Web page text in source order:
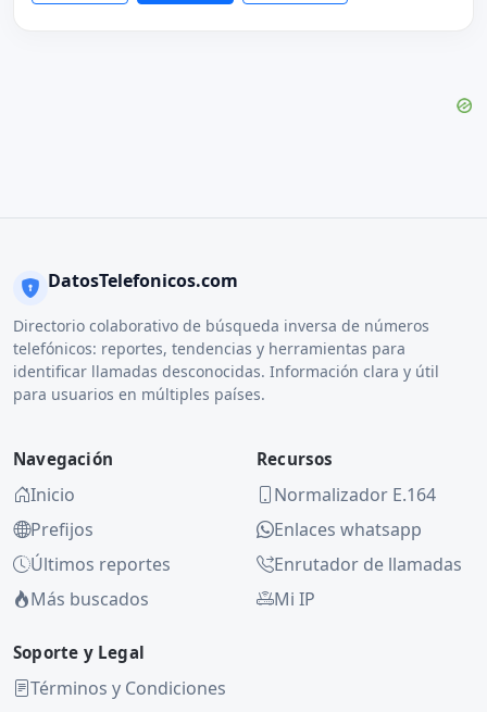
DatosTelefonicos.com
Directorio colaborativo de búsqueda inversa de números
telefónicos: reportes, tendencias y herramientas para
identificar llamadas desconocidas. Información clara y útil
para usuarios en múltiples países.
Navegación
Inicio
Prefijos
Últimos reportes
Más buscados
Recursos
Normalizador E.164
Enlaces whatsapp
Enrutador de llamadas
Mi IP
Soporte y Legal
Términos y Condiciones